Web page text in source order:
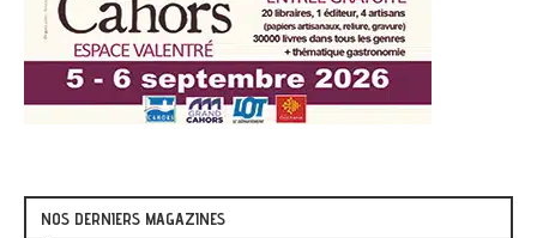
NOS DERNIERS MAGAZINES